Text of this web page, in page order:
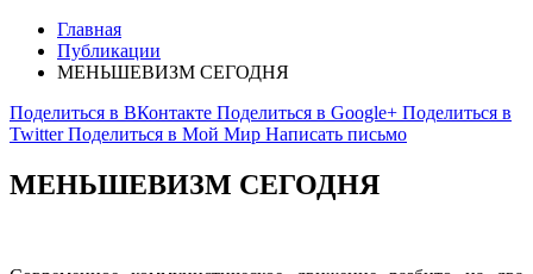
Главная
Публикации
МЕНЬШЕВИЗМ СЕГОДНЯ
Поделиться в ВКонтакте Поделиться в Google+ Поделиться в
Twitter Поделиться в Мой Мир Написать письмо
МЕНЬШЕВИЗМ СЕГОДНЯ